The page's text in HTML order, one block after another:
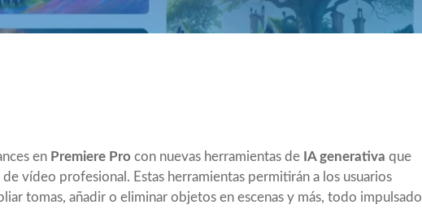
en Premiere Pro con nuevas herramientas de IA generativa que
vídeo profesional. Estas herramientas permitirán a los usuarios
tomas, añadir o eliminar objetos en escenas y más, todo impulsado